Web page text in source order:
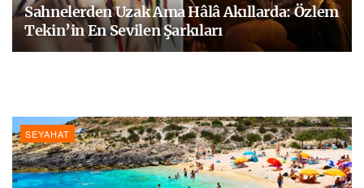
Sahnelerden Uzak Ama Hâlâ Akıllarda: Özlem
Tekin’in En Sevilen Şarkıları
SEYAHAT